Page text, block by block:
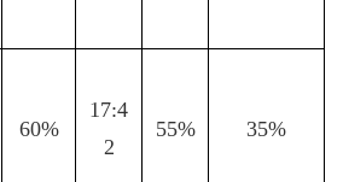
60%
17:4
2
55% 35%